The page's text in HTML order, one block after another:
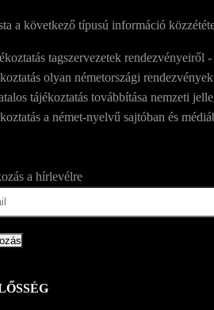
a következő típusú információ
tagszervezetek rendezvényeiről
olyan németországi
tájékoztatás továbbítása nemzeti
a német-nyelvű sajtóban és
a hírlevélre